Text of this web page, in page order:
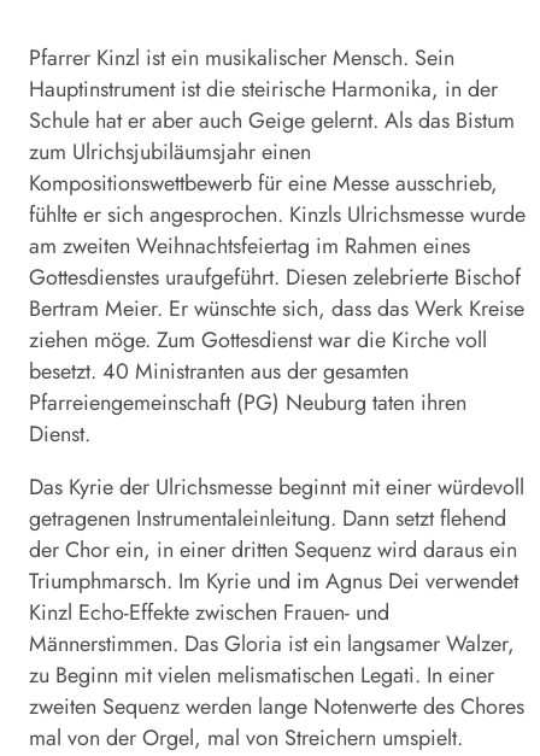
Pfarrer Kinzl ist ein musikalischer Mensch. Sein
Hauptinstrument ist die steirische Harmonika, in der
Schule hat er aber auch Geige gelernt. Als das Bistum
zum Ulrichsjubiläumsjahr einen
Kompositionswettbewerb für eine Messe ausschrieb,
fühlte er sich angesprochen. Kinzls Ulrichsmesse wurde
am zweiten Weihnachtsfeiertag im Rahmen eines
Gottesdienstes uraufgeführt. Diesen zelebrierte Bischof
Bertram Meier. Er wünschte sich, dass das Werk Kreise
ziehen möge. Zum Gottesdienst war die Kirche voll
besetzt. 40 Ministranten aus der gesamten
Pfarreiengemeinschaft (PG) Neuburg taten ihren
Dienst.
Das Kyrie der Ulrichsmesse beginnt mit einer würdevoll
getragenen Instrumentaleinleitung. Dann setzt flehend
der Chor ein, in einer dritten Sequenz wird daraus ein
Triumphmarsch. Im Kyrie und im Agnus Dei verwendet
Kinzl Echo-Effekte zwischen Frauen- und
Männerstimmen. Das Gloria ist ein langsamer Walzer,
zu Beginn mit vielen melismatischen Legati. In einer
zweiten Sequenz werden lange Notenwerte des Chores
mal von der Orgel, mal von Streichern umspielt.